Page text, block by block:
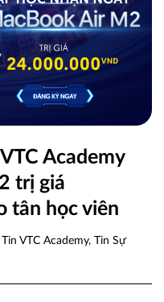
Academy
trị giá
tân học viên
Tin VTC Academy, Tin Sự